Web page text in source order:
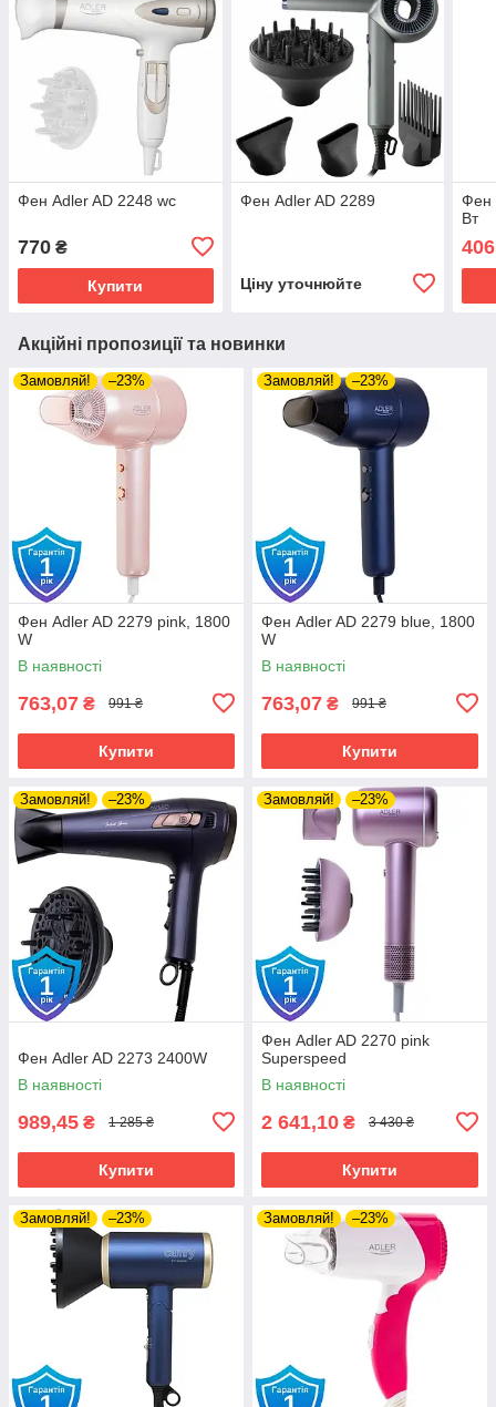
Фен Adler AD 2248 wc
770 ₴
Купити
Фен Adler AD 2289
Ціну уточнюйте
Фен
Вт
Акційні пропозиції та новинки
Замовляй! –23%
Фен Adler AD 2279 pink, 1800
W
В наявності
763,07 ₴ 991 ₴
Купити
Замовляй! –23%
Фен Adler AD 2279 blue, 1800
W
В наявності
763,07 ₴ 991 ₴
Купити
Замовляй! –23%
Фен Adler AD 2273 2400W
В наявності
989,45 ₴ 1 285 ₴
Купити
Замовляй! –23%
Фен Adler AD 2270 pink
Superspeed
В наявності
2 641,10 ₴ 3 430 ₴
Купити
Замовляй! –23% Замовляй! –23%